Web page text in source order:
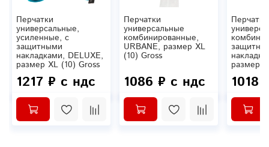
Перчатки
универсальные,
усиленные, с
защитными
накладками, DELUXE,
размер XL (10) Gross
1217 ₽ с ндс
Перчатки
универсальные
комбинированные,
URBANE, размер XL
(10) Gross
1086 ₽ с ндс
Перчатки
размер
1018